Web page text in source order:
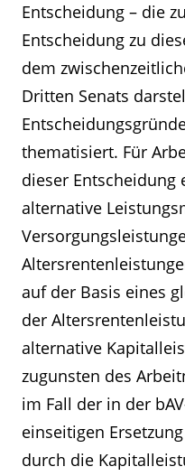
Entscheidung – die
Entscheidung zu
dem
Dritten Senats
thematisiert. Für
dieser Entscheidung
alternative
auf der Basis eines
der
alternative
zugunsten des
im Fall der in der
einseitigen
durch die